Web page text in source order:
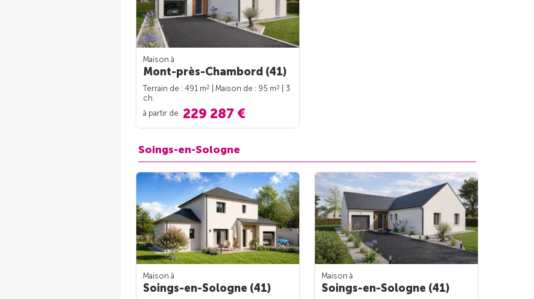
Maison à
Mont-près-Chambord (41)
Terrain de : 491 m2 | Maison de : 95 m2
| 3
ch.
à partir de 229 287 €
Soings-en-Sologne
Maison à
Soings-en-Sologne (41)
Maison à
Soings-en-Sologne (41)